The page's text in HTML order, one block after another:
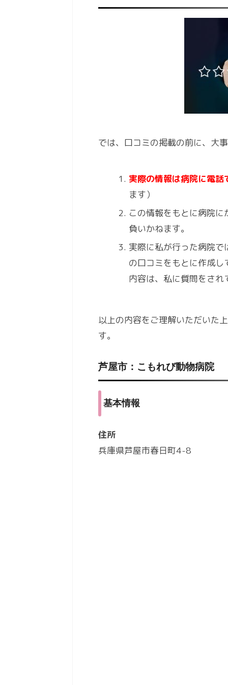
では、口コミの掲載の前に、大
実際の情報は病院に電話
ます）
この情報をもとに病院
負いかねます。
実際に私が行った病院
の口コミをもとに作成
内容は、私に質問をさ
以上の内容をご理解いただいた
す。
芦屋市：こもれび動物病院
基本情報
住所
兵庫県芦屋市春日町4-8